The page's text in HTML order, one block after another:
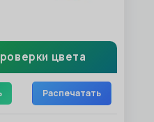
цвета
Распечатать